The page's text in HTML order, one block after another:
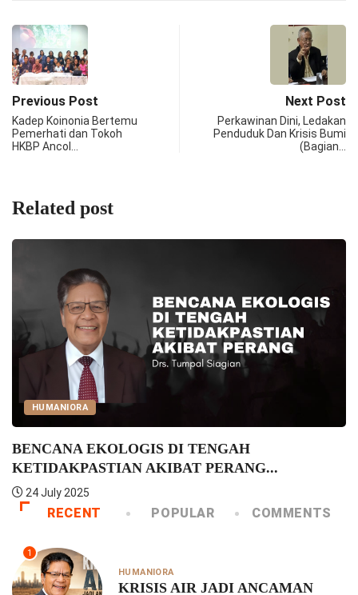
Previous Post
Kadep Koinonia Bertemu
Pemerhati dan Tokoh
HKBP Ancol…
Next Post
Perkawinan Dini, Ledakan
Penduduk Dan Krisis Bumi
(Bagian…
Related post
HUMANIORA
BENCANA EKOLOGIS DI TENGAH
KETIDAKPASTIAN AKIBAT PERANG...
24 July 2025
RECENT POPULAR COMMENTS
1
HUMANIORA
KRISIS AIR JADI ANCAMAN